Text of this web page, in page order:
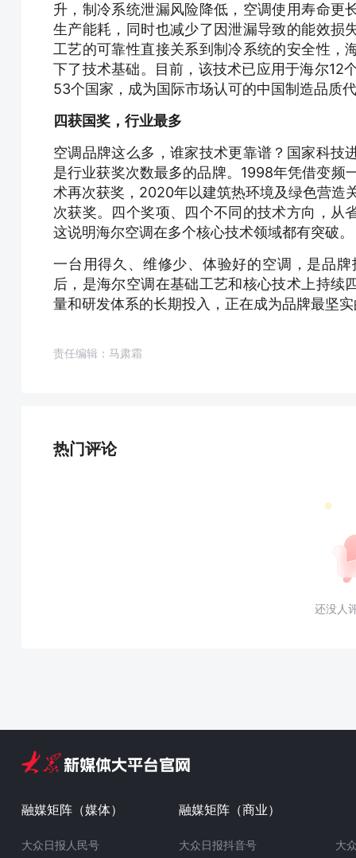
升，制冷系统泄漏风险降低，空调使用寿命更
生产能耗，同时也减少了因泄漏导致的能效损
工艺的可靠性直接关系到制冷系统的安全性，
下了技术基础。目前，该技术已应用于海尔12
53个国家，成为国际市场认可的中国制造品质
四获国奖，行业最多
空调品牌这么多，谁家技术更靠谱？国家科技
是行业获奖次数最多的品牌。1998年凭借变频
术再次获奖，2020年以建筑热环境及绿色营造
次获奖。四个奖项、四个不同的技术方向，从
这说明海尔空调在多个核心技术领域都有突破。
一台用得久、维修少、体验好的空调，是品
后，是海尔空调在基础工艺和核心技术上持续
量和研发体系的长期投入，正在成为品牌最坚
责任编辑：马肃霜
热门评论
还没人
融媒矩阵（媒体）
大众日报人民号
融媒矩阵（商业）
大众日报抖音号 大